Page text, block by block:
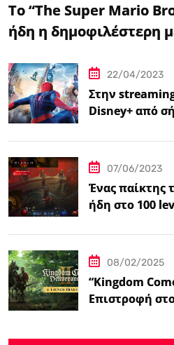
Το “The Super Mario
ήδη η δημοφιλέστερη
22/04/2023
Στην
Disney+ από
07/06/2023
Ένας παίκτης
ήδη στο 100
08/02/2025
“Kingdom
Επιστροφή